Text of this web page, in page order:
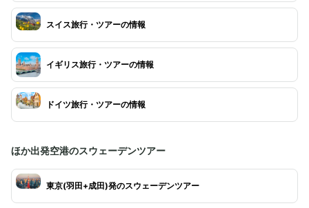
スイス旅行・ツアーの情報
イギリス旅行・ツアーの情報
ドイツ旅行・ツアーの情報
ほか出発空港のスウェーデンツアー
東京(羽田+成田)発のスウェーデンツアー